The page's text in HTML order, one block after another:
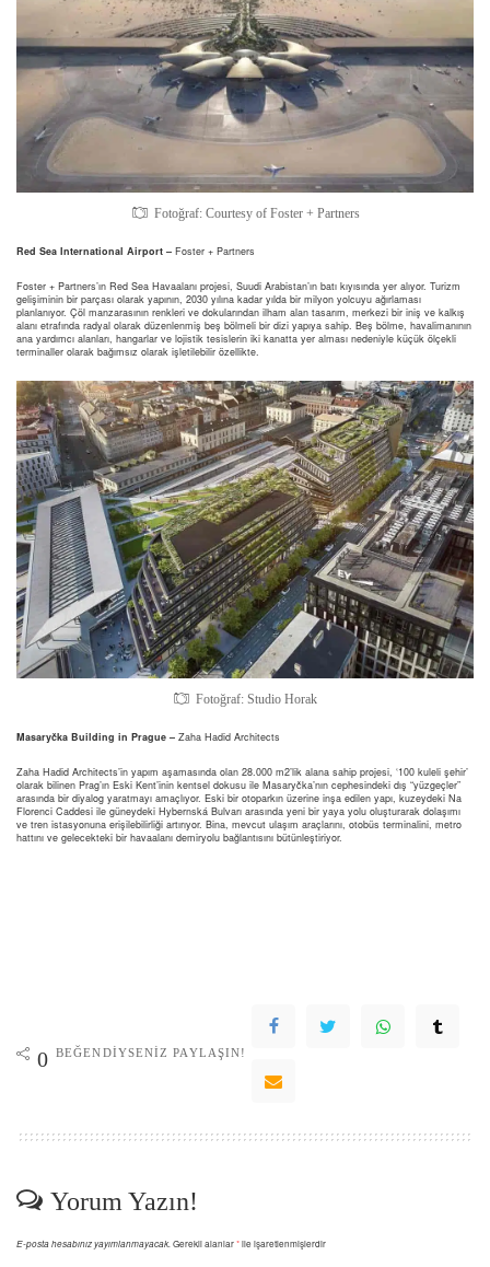
Fotoğraf: Courtesy of Foster + Partners
Red Sea International Airport – Foster + Partners
Foster + Partners’ın Red Sea Havaalanı projesi, Suudi Arabistan’ın batı kıyısında yer alıyor. Turizm
gelişiminin bir parçası olarak yapının, 2030 yılına kadar yılda bir milyon yolcuyu ağırlaması
planlanıyor. Çöl manzarasının renkleri ve dokularından ilham alan tasarım, merkezi bir iniş ve kalkış
alanı etrafında radyal olarak düzenlenmiş beş bölmeli bir dizi yapıya sahip. Beş bölme, havalimanının
ana yardımcı alanları, hangarlar ve lojistik tesislerin iki kanatta yer alması nedeniyle küçük ölçekli
terminaller olarak bağımsız olarak işletilebilir özellikte.
Fotoğraf: Studio Horak
Masaryčka Building in Prague – Zaha Hadid Architects
Zaha Hadid Architects’in yapım aşamasında olan 28.000 m2’lik alana sahip projesi, ‘100 kuleli şehir’
olarak bilinen Prag’ın Eski Kent’inin kentsel dokusu ile Masaryčka’nın cephesindeki dış “yüzgeçler”
arasında bir diyalog yaratmayı amaçlıyor. Eski bir otoparkın üzerine inşa edilen yapı, kuzeydeki Na
Florenci Caddesi ile güneydeki Hybernská Bulvarı arasında yeni bir yaya yolu oluşturarak dolaşımı
ve tren istasyonuna erişilebilirliği artırıyor. Bina, mevcut ulaşım araçlarını, otobüs terminalini, metro
hattını ve gelecekteki bir havaalanı demiryolu bağlantısını bütünleştiriyor.
0 BEĞENDIYSENIZ PAYLAŞIN!
Yorum Yazın!
E-posta hesabınız yayımlanmayacak. Gerekli alanlar*ile işaretlenmişlerdir